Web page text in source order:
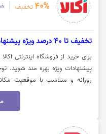
40% تخفیف
تخفیف تا 40 درصد ویژه پیشنهادات روزانه اکالا
پیشنهادات ویژه بهره مند شوید.
روزانه و متناسب با موقعیت
استفاده از تخفیف میبایست روی